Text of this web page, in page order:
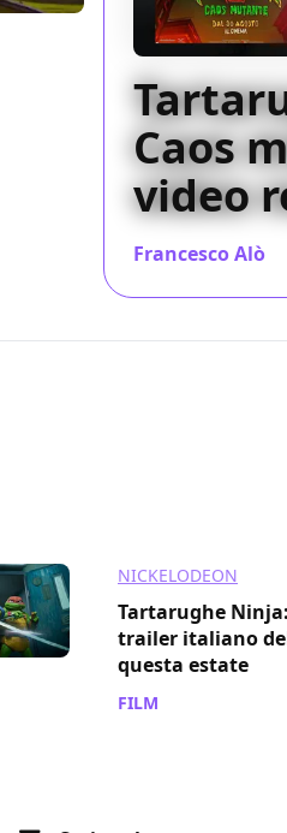
Caos
video
Francesco Alò
NICKELODEON
Tartarughe
trailer italiano
questa estate
FILM